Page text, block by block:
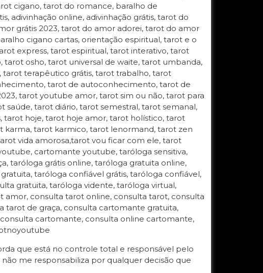
cigano, tarot do romance, baralho de
adivinhação online, adivinhação grátis, tarot do
grátis 2023, tarot do amor adorei, tarot do amor
cigano cartas, orientação espiritual, tarot e o
express, tarot espiritual, tarot interativo, tarot
osho, tarot universal de waite, tarot umbanda,
terapêutico grátis, tarot trabalho, tarot
tarot de autoconhecimento, tarot de
tarot youtube amor, tarot sim ou não, tarot para
saúde, tarot diário, tarot semestral, tarot semanal,
hoje, tarot hoje amor, tarot holístico, tarot
karma, tarot karmico, tarot lenormand, tarot zen
vida amorosa,tarot vou ficar com ele, tarot
cartomante youtube, taróloga sensitiva,
taróloga grátis online, taróloga gratuita online,
taróloga confiável grátis, taróloga confiável,
gratuita, taróloga vidente, taróloga virtual,
consulta tarot online, consulta tarot, consulta
tarot de graça, consulta cartomante gratuita,
cartomante, consulta online cartomante,
que está no controle total e responsável pelo
me responsabiliza por qualquer decisão que